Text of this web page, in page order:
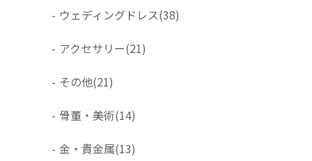
- ウェディングドレス(38)
- アクセサリー(21)
- その他(21)
- 骨董・美術(14)
- 金・貴金属(13)